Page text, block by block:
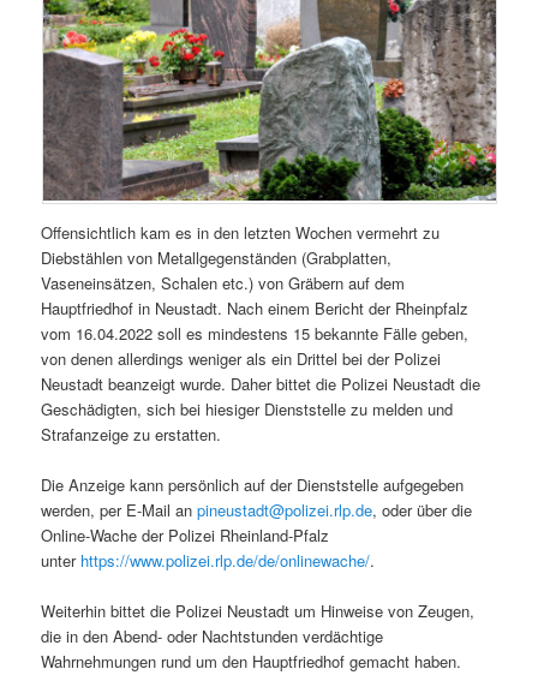
Offensichtlich kam es in den letzten Wochen vermehrt zu
Diebstählen von Metallgegenständen (Grabplatten,
Vaseneinsätzen, Schalen etc.) von Gräbern auf dem
Hauptfriedhof in Neustadt. Nach einem Bericht der Rheinpfalz
vom 16.04.2022 soll es mindestens 15 bekannte Fälle geben,
von denen allerdings weniger als ein Drittel bei der Polizei
Neustadt beanzeigt wurde. Daher bittet die Polizei Neustadt die
Geschädigten, sich bei hiesiger Dienststelle zu melden und
Strafanzeige zu erstatten.
Die Anzeige kann persönlich auf der Dienststelle aufgegeben
werden, per E-Mail anpineustadt@polizei.rlp.de, oder über die
Online-Wache der Polizei Rheinland-Pfalz
unter https://www.polizei.rlp.de/de/onlinewache/.
Weiterhin bittet die Polizei Neustadt um Hinweise von Zeugen,
die in den Abend- oder Nachtstunden verdächtige
Wahrnehmungen rund um den Hauptfriedhof gemacht haben.